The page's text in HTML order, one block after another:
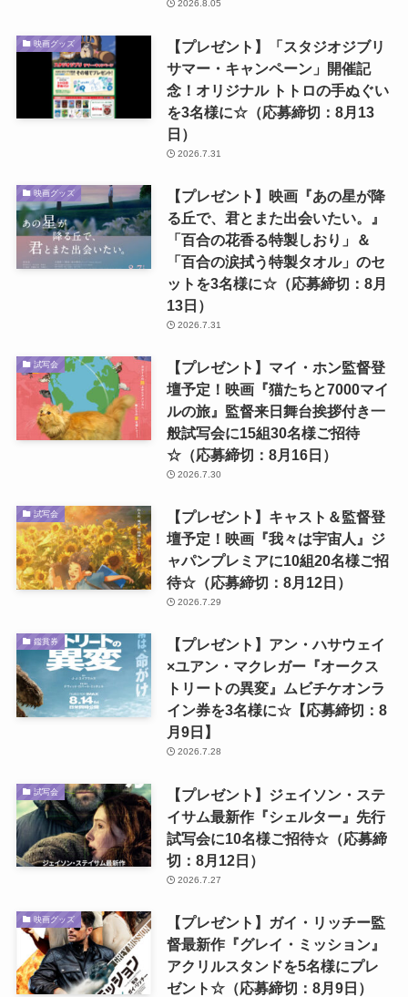
2026.8.05
映画グッズ
【プレゼント】「スタジオジブリ
サマー・キャンペーン」開催記
念！オリジナル トトロの手ぬぐい
を3名様に☆（応募締切：8月13
日）
2026.7.31
映画グッズ
【プレゼント】映画『あの星が降
る丘で、君とまた出会いたい。』
「百合の花香る特製しおり」＆
「百合の涙拭う特製タオル」のセ
ットを3名様に☆（応募締切：8月
13日）
2026.7.31
試写会
【プレゼント】マイ・ホン監督登
壇予定！映画『猫たちと7000マイ
ルの旅』監督来日舞台挨拶付き一
般試写会に15組30名様ご招待
☆（応募締切：8月16日）
2026.7.30
試写会
【プレゼント】キャスト＆監督登
壇予定！映画『我々は宇宙人』ジ
ャパンプレミアに10組20名様ご招
待☆（応募締切：8月12日）
2026.7.29
鑑賞券
【プレゼント】アン・ハサウェイ
×ユアン・マクレガー『オークス
トリートの異変』ムビチケオンラ
イン券を3名様に☆【応募締切：8
月9日】
2026.7.28
試写会
【プレゼント】ジェイソン・ステ
イサム最新作『シェルター』先行
試写会に10名様ご招待☆（応募締
切：8月12日）
2026.7.27
映画グッズ
【プレゼント】ガイ・リッチー監
督最新作『グレイ・ミッション』
アクリルスタンドを5名様にプレ
ゼント☆（応募締切：8月9日）